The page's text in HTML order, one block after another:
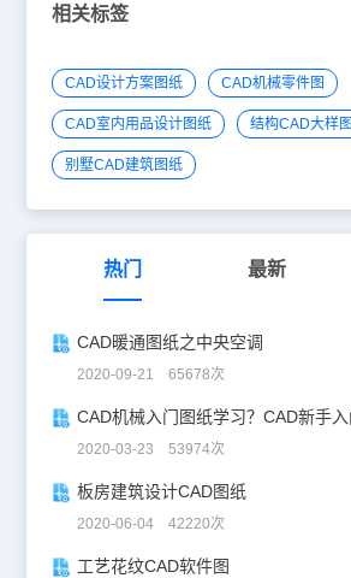
相关标签
CAD设计方案图纸 CAD机械零件图
CAD室内用品设计图纸 结构CAD大样
别墅CAD建筑图纸
热门 最新
CAD暖通图纸之中央空调
2020-09-21 65678次
2020-03-23 53974次
板房建筑设计CAD图纸
2020-06-04 42220次
工艺花纹CAD软件图